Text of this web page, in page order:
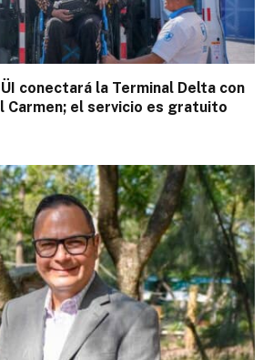
conectará la Terminal Delta con
Carmen; el servicio es gratuito